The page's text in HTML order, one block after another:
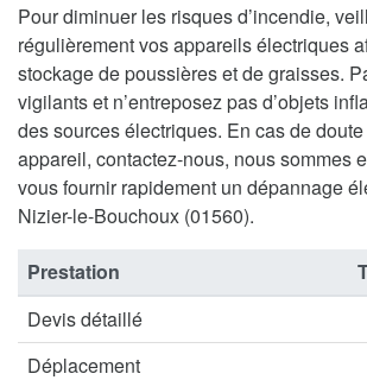
Pour diminuer les risques d’incendie,
régulièrement vos appareils électriques
stockage de poussières et de graisses.
vigilants et n’entreposez pas d’objets
des sources électriques. En cas de doute
appareil, contactez-nous, nous sommes
vous fournir rapidement un dépannage
Nizier-le-Bouchoux (01560).
Prestation
Devis détaillé
Déplacement